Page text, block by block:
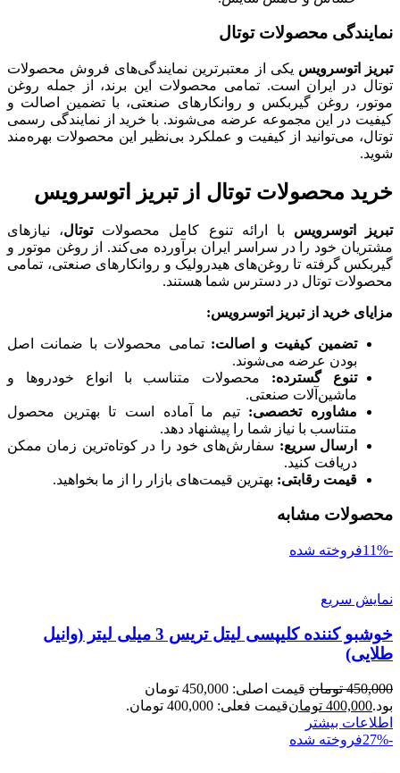
نمایندگی محصولات توتال
تبریز اتوسرویس یکی از معتبرترین نمایندگی‌های فروش محصولات
توتال در ایران است. تمامی محصولات این برند، از جمله روغن
موتور، روغن گیربکس و روانکارهای صنعتی، با تضمین اصالت و
کیفیت در این مجموعه عرضه می‌شوند. با خرید از نمایندگی رسمی
توتال، می‌توانید از کیفیت و عملکرد بی‌نظیر این محصولات بهره‌مند
شوید.
خرید محصولات توتال از تبریز اتوسرویس
تبریز اتوسرویس با ارائه تنوع کامل محصولاتتوتال، نیازهای
مشتریان خود را در سراسر ایران برآورده می‌کند. از روغن موتور و
گیربکس گرفته تا روغن‌های هیدرولیک و روانکارهای صنعتی، تمامی
محصولات توتال در دسترس شما هستند.
مزایای خرید از تبریز اتوسرویس:
تضمین کیفیت و اصالت: تمامی محصولات با ضمانت اصل
بودن عرضه می‌شوند.
تنوع گسترده: محصولات متناسب با انواع خودروها و
ماشین‌آلات صنعتی.
مشاوره تخصصی: تیم ما آماده است تا بهترین محصول
متناسب با نیاز شما را پیشنهاد دهد.
ارسال سریع: سفارش‌های خود را در کوتاه‌ترین زمان ممکن
دریافت کنید.
قیمت رقابتی: بهترین قیمت‌های بازار را از ما بخواهید.
محصولات مشابه
-11% فروخته شده
نمایش سریع
خوشبو کننده کلیپسی لیتل تریس 3 میلی لیتر (وانیل
طلایی)
450,000 تومان
قیمت اصلی: 450,000 تومان
بود.400,000 تومانقیمت فعلی: 400,000 تومان.
اطلاعات بیشتر
-27%
فروخته شده